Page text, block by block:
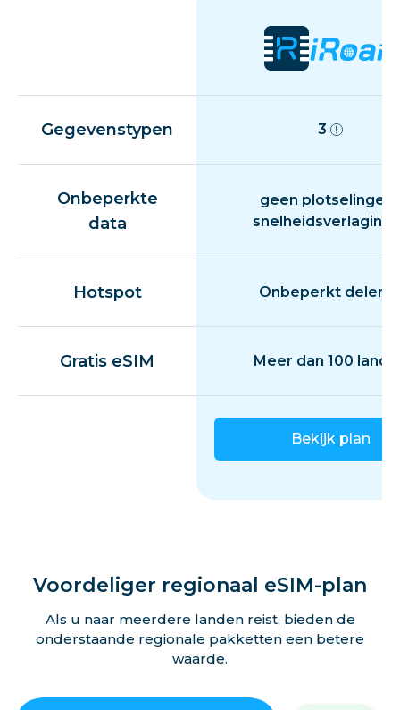
Gegevenstypen 3
Onbeperkte
data
geen plotselinge
snelheidsverlaging
Hotspot Onbeperkt delen
Gratis eSIM Meer dan 100
Bekijk plan
Voordeliger regionaal eSIM-plan
Als u naar meerdere landen reist, bieden de
onderstaande regionale pakketten een betere
waarde.